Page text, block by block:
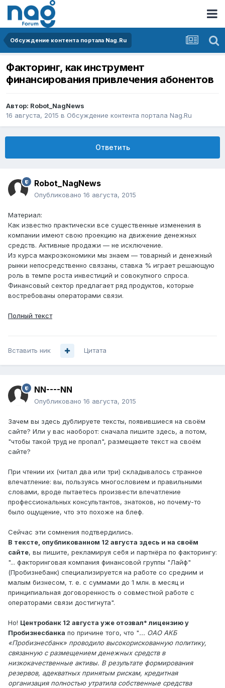
Обсуждение контента портала Nag.Ru
Факторинг, как инструмент
финансирования привлечения абонентов
Автор: Robot_NagNews
16 августа, 2015 в Обсуждение контента портала Nag.Ru
Ответить
Robot_NagNews
Опубликовано 16 августа, 2015
Материал:
Как известно практически все существенные изменения в
компании имеют свою проекцию на движение денежных
средств. Активные продажи — не исключение.
Из курса макроэкономики мы знаем — товарный и денежный
рынки непосредственно связаны, ставка % играет решающую
роль в темпе роста инвестиций и совокупного спроса.
Финансовый сектор предлагает ряд продуктов, которые
востребованы операторами связи.
Полный текст
Вставить ник Цитата
NN----NN
Опубликовано 16 августа, 2015
Зачем вы здесь дублируете тексты, появившиеся на своём
сайте? Или у вас наоборот: сначала пишите здесь, а потом,
"чтобы такой труд не пропал", размещаете текст на своём
сайте?
При чтении их (читал два или три) складывалось странное
впечатление: вы, пользуясь многословием и правильными
словами, вроде пытаетесь произвести впечатление
профессиональных консультантов, знатоков, но почему-то
было ощущение, что это похоже на блеф.
Сейчас эти сомнения подтвердились.
В тексте, опубликованном 12 августа здесь и на своём
сайте, вы пишите, рекламируя себя и партнёра по факторингу:
"... факторинговая компания финансовой группы "Лайф"
(Пробизнебанк) специализируется на работе со средним и
малым бизнесом, т. е. с суммами до 1 млн. в месяц и
принципиальная договоренность о совместной работе с
операторами связи достигнута".
Но! Центробанк 12 августа уже отозвал* лицензию у
Пробизнесбанка по причине того, что "... ОАО АКБ
«Пробизнесбанк» проводило высокорискованную политику,
связанную с размещением денежных средств в
низкокачественные активы. В результате формирования
резервов, адекватных принятым рискам, кредитная
организация полностью утратила собственные средства